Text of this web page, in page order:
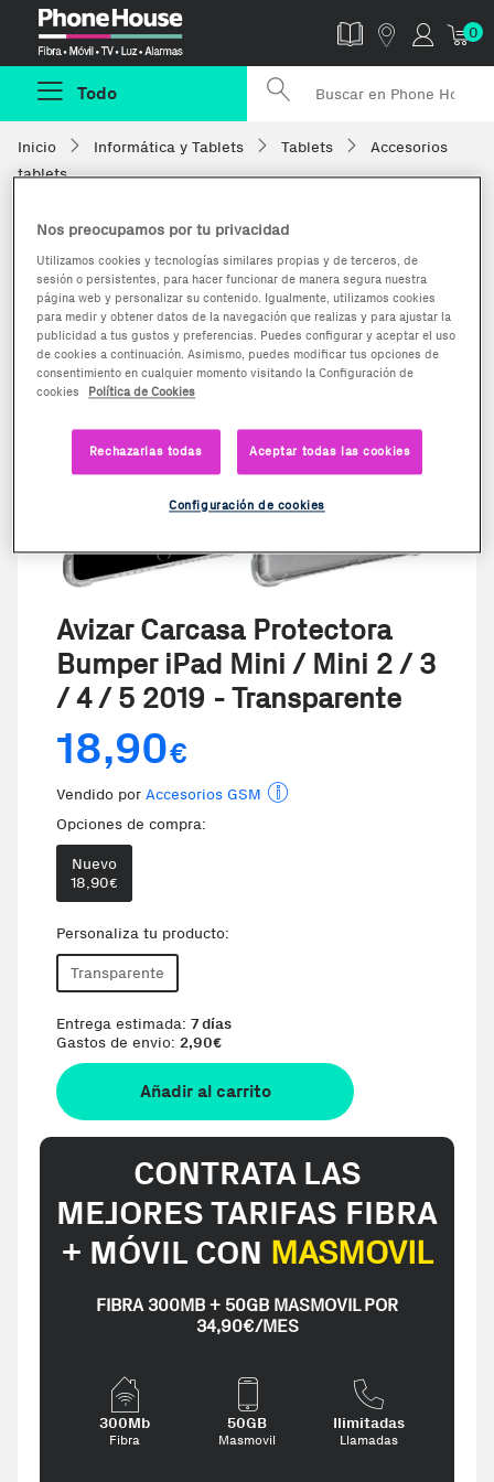
0
Todo
Inicio Informática y Tablets Tablets
Accesorios
tablets
Avizar Carcasa Protectora
Bumper iPad Mini / Mini 2 / 3
/ 4 / 5 2019 - Transparente
18,90€
Vendido por Accesorios GSM
Opciones de compra:
Nuevo
18,90€
Personaliza tu producto:
Transparente
Entrega estimada: 7 días
Gastos de envio: 2,90€
Añadir al carrito
CONTRATA LAS
MEJORES TARIFAS FIBRA
+ MÓVIL CON MASMOVIL
FIBRA 300MB + 50GB MASMOVIL POR
34,90€/MES
300Mb
Fibra
50GB
Masmovil
Ilimitadas
Llamadas
Nos preocupamos por tu privacidad
Utilizamos cookies y tecnologías similares propias y de terceros, de
sesión o persistentes, para hacer funcionar de manera segura nuestra
página web y personalizar su contenido. Igualmente, utilizamos cookies
para medir y obtener datos de la navegación que realizas y para ajustar la
publicidad a tus gustos y preferencias. Puedes configurar y aceptar el uso
de cookies a continuación. Asimismo, puedes modificar tus opciones de
consentimiento en cualquier momento visitando la Configuración de
cookies
Política de Cookies
Rechazarlas todas Aceptar todas las cookies
Configuración de cookies